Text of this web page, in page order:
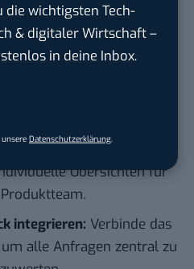
wichtigsten Tech-
& digitaler Wirtschaft –
in deine Inbox.
Datenschutzerklärung
fest und lass das
vergeben.
und Nutzeraktivität
Übersichten für
integrieren: Verbinde das
alle Anfragen zentral zu